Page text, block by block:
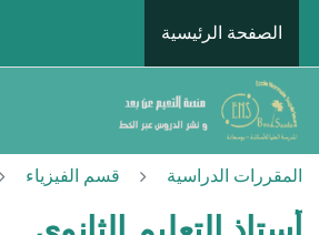
الصفحة الرئيسية
المقررات الدراسية قسم الفيزياء